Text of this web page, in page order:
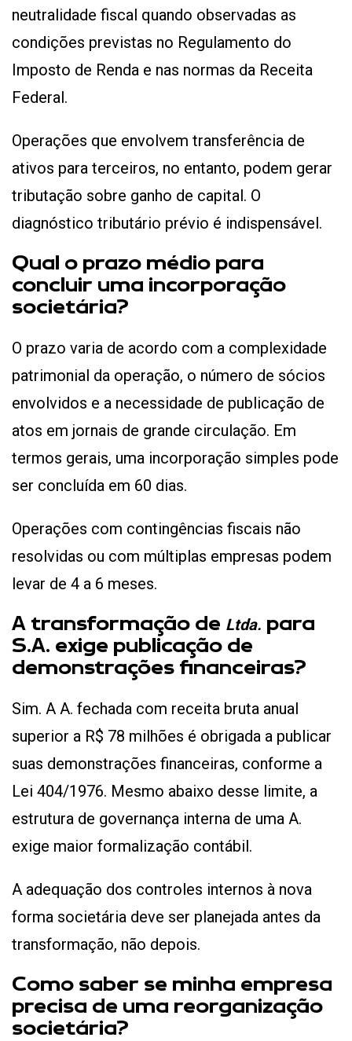
neutralidade fiscal quando observadas as
condições previstas no Regulamento do
Imposto de Renda e nas normas da Receita
Federal.
Operações que envolvem transferência de
ativos para terceiros, no entanto, podem gerar
tributação sobre ganho de capital. O
diagnóstico tributário prévio é indispensável.
Qual o prazo médio para
concluir uma incorporação
societária?
O prazo varia de acordo com a complexidade
patrimonial da operação, o número de sócios
envolvidos e a necessidade de publicação de
atos em jornais de grande circulação. Em
termos gerais, uma incorporação simples pode
ser concluída em 60 dias.
Operações com contingências fiscais não
resolvidas ou com múltiplas empresas podem
levar de 4 a 6 meses.
A transformação de Ltda. para
S.A. exige publicação de
demonstrações financeiras?
Sim. A A. fechada com receita bruta anual
superior a R$ 78 milhões é obrigada a publicar
suas demonstrações financeiras, conforme a
Lei 404/1976. Mesmo abaixo desse limite, a
estrutura de governança interna de uma A.
exige maior formalização contábil.
A adequação dos controles internos à nova
forma societária deve ser planejada antes da
transformação, não depois.
Como saber se minha empresa
precisa de uma reorganização
societária?